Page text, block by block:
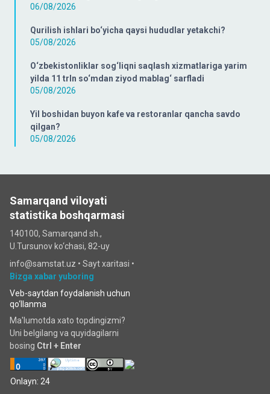
06/08/2026
Qurilish ishlari bo‘yicha qaysi hududlar yetakchi?
05/08/2026
O‘zbekistonliklar sog‘liqni saqlash xizmatlariga yarim
yilda 11 trln so‘mdan ziyod mablag‘ sarfladi
05/08/2026
Yil boshidan buyon kafe va restoranlar qancha savdo
qilgan?
05/08/2026
Samarqand viloyati
statistika boshqarmasi
140100, Samarqand sh.,
U.Tursunov ko‘chаsi, 82-uy
info@samstat.uz • Sayt xaritasi •
Bizga xabar yuboring
Veb-saytdan foydalanish uchun
qo‘llanma
Ma'lumotda xato topdingizmi?
Uni belgilang va quyidagilarni
bosing Ctrl + Enter
Onlayn: 24